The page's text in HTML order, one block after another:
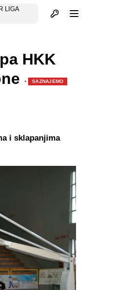
LIGA
Otvori profil
HKK
· SAZNAJEMO
i sklapanjima